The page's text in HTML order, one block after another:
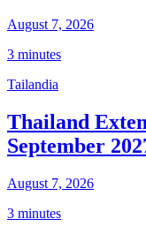
August 7, 2026
3 minutes
Tailandia
Thailand
September
August 7, 2026
3 minutes